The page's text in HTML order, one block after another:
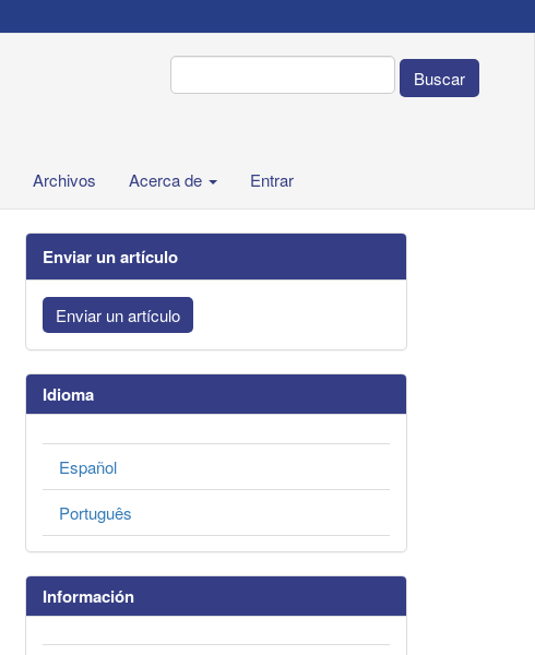
Buscar
Archivos Acerca de Entrar
Enviar un artículo
Enviar un artículo
Idioma
Español
Português
Información